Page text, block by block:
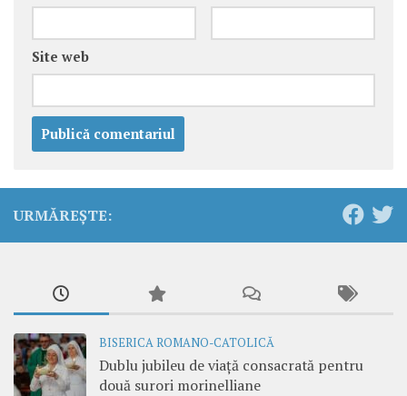
Site web
URMĂREȘTE:
BISERICA ROMANO-CATOLICĂ
Dublu jubileu de viață consacrată pentru
două surori morinelliane